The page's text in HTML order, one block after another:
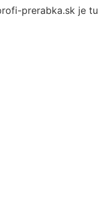
prerabka.sk je tu